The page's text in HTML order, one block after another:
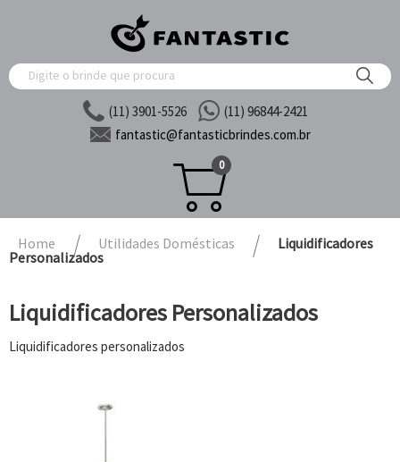
(11) 3901-5526
(11) 96844-2421
fantastic@fantasticbrindes.com.br
0
Home Utilidades Domésticas
Liquidificadores
Personalizados
Liquidificadores Personalizados
Liquidificadores personalizados